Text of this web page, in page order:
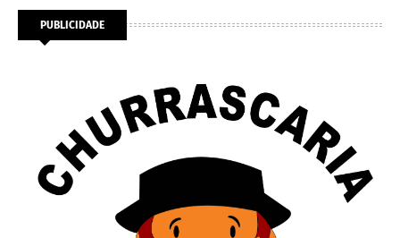
PUBLICIDADE